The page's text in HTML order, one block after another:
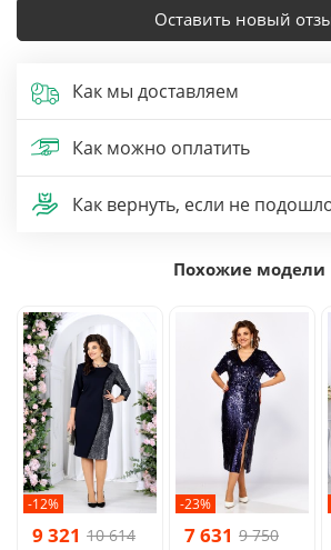
Оставить новый
Как мы доставляем
Как можно оплатить
Как вернуть, если не
Похожие модели
-12%
9 321 10 614
-23%
7 631 9 750